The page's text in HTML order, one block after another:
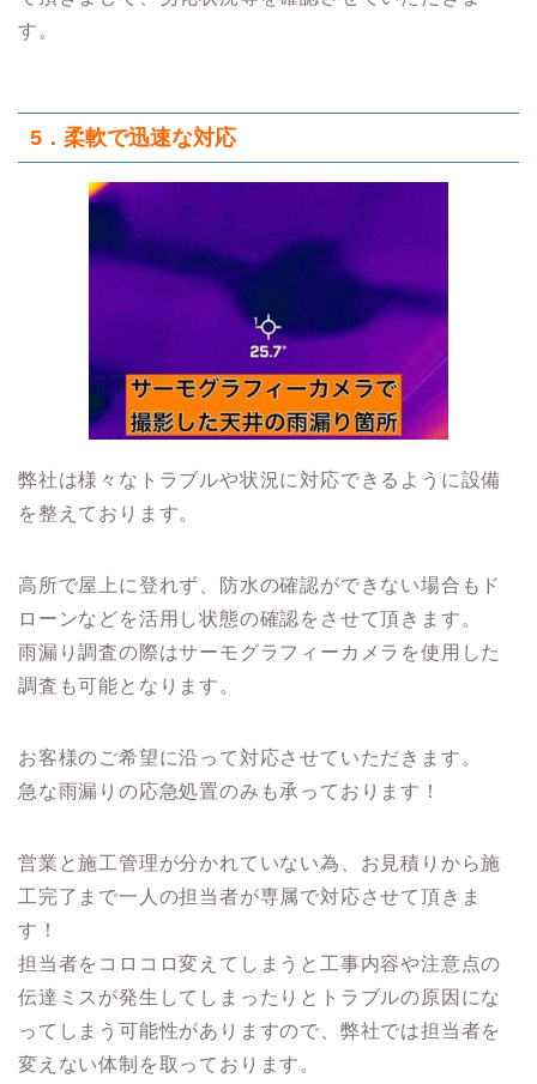
す。
5．柔軟で迅速な対応
弊社は様々なトラブルや状況に対応できるように設備
を整えております。
高所で屋上に登れず、防水の確認ができない場合もド
ローンなどを活用し状態の確認をさせて頂きます。
雨漏り調査の際はサーモグラフィーカメラを使用した
調査も可能となります。
お客様のご希望に沿って対応させていただきます。
急な雨漏りの応急処置のみも承っております！
営業と施工管理が分かれていない為、お見積りから施
工完了まで一人の担当者が専属で対応させて頂きま
す！
担当者をコロコロ変えてしまうと工事内容や注意点の
伝達ミスが発生してしまったりとトラブルの原因にな
ってしまう可能性がありますので、弊社では担当者を
変えない体制を取っております。